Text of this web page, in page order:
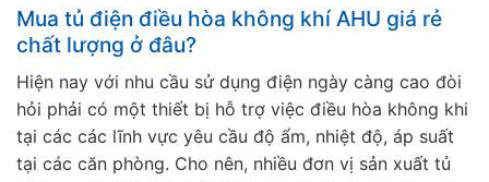
Mua tủ điện điều hòa không khí AHU giá rẻ
chất lượng ở đâu?
Hiện nay với nhu cầu sử dụng điện ngày càng cao đòi
hỏi phải có một thiết bị hỗ trợ việc điều hòa không khi
tại các các lĩnh vực yêu cầu độ ẩm, nhiệt độ, áp suất
tại các căn phòng. Cho nên, nhiều đơn vị sản xuất tủ